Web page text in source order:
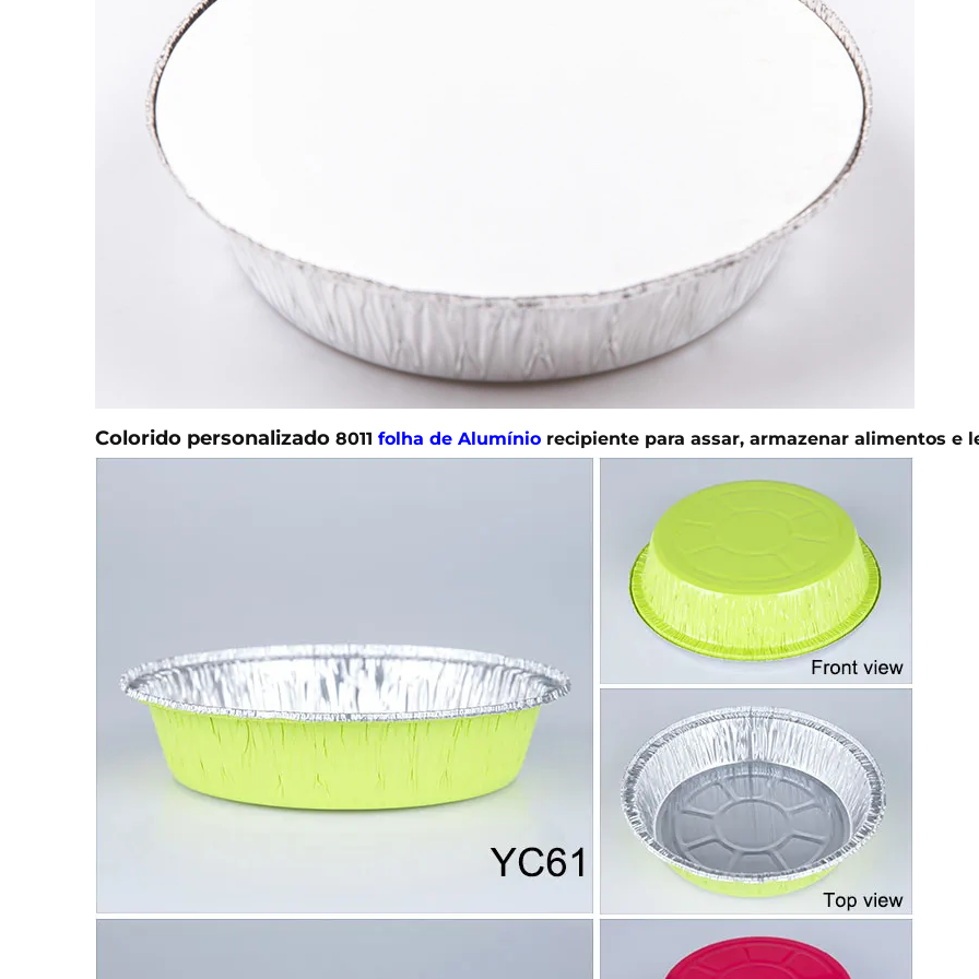
Colorido personalizado 8011 folha de Alumínio recipiente para assar, armazenar alimentos e